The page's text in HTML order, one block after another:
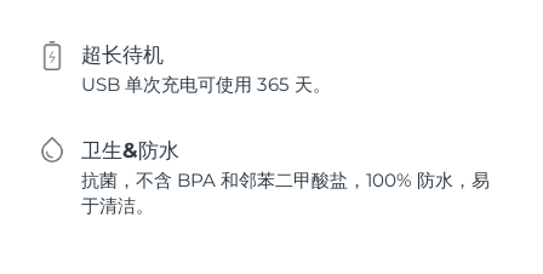
超长待机
USB 单次充电可使用 365 天。
卫生&防水
抗菌，不含 BPA 和邻苯二甲酸盐，100% 防水，易
于清洁。